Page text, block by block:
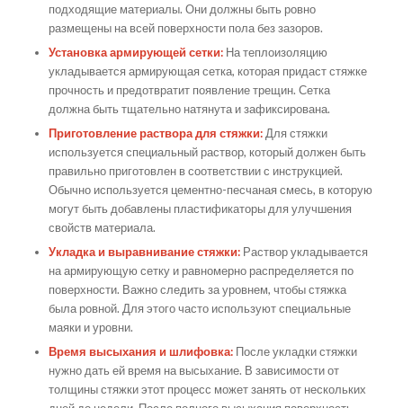
подходящие материалы. Они должны быть ровно
размещены на всей поверхности пола без зазоров.
Установка армирующей сетки:На теплоизоляцию
укладывается армирующая сетка, которая придаст стяжке
прочность и предотвратит появление трещин. Сетка
должна быть тщательно натянута и зафиксирована.
Приготовление раствора для стяжки:Для стяжки
используется специальный раствор, который должен быть
правильно приготовлен в соответствии с инструкцией.
Обычно используется цементно-песчаная смесь, в которую
могут быть добавлены пластификаторы для улучшения
свойств материала.
Укладка и выравнивание стяжки:Раствор укладывается
на армирующую сетку и равномерно распределяется по
поверхности. Важно следить за уровнем, чтобы стяжка
была ровной. Для этого часто используют специальные
маяки и уровни.
Время высыхания и шлифовка:После укладки стяжки
нужно дать ей время на высыхание. В зависимости от
толщины стяжки этот процесс может занять от нескольких